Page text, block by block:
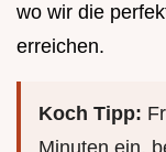
wo wir die
erreichen.
Koch Tipp: